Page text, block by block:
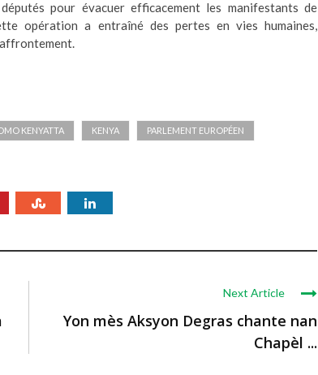
pour évacuer efficacement les manifestants de
opération a entraîné des pertes en vies humaines,
KENYATTA KENYA PARLEMENT EUROPÉEN
Next Article
Yon mès Aksyon Degras chante nan
Chapèl ...